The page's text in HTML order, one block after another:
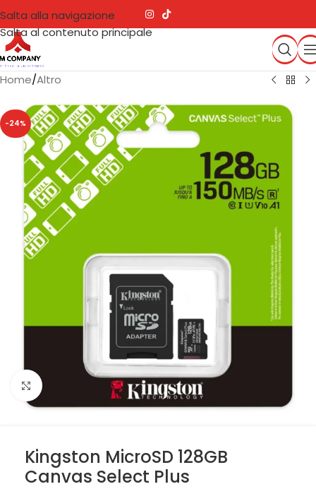
Salta alla navigazione
Salta al contenuto principale
Home/Altro
-24%
Clicca per ingrandire
Kingston MicroSD 128GB
Canvas Select Plus